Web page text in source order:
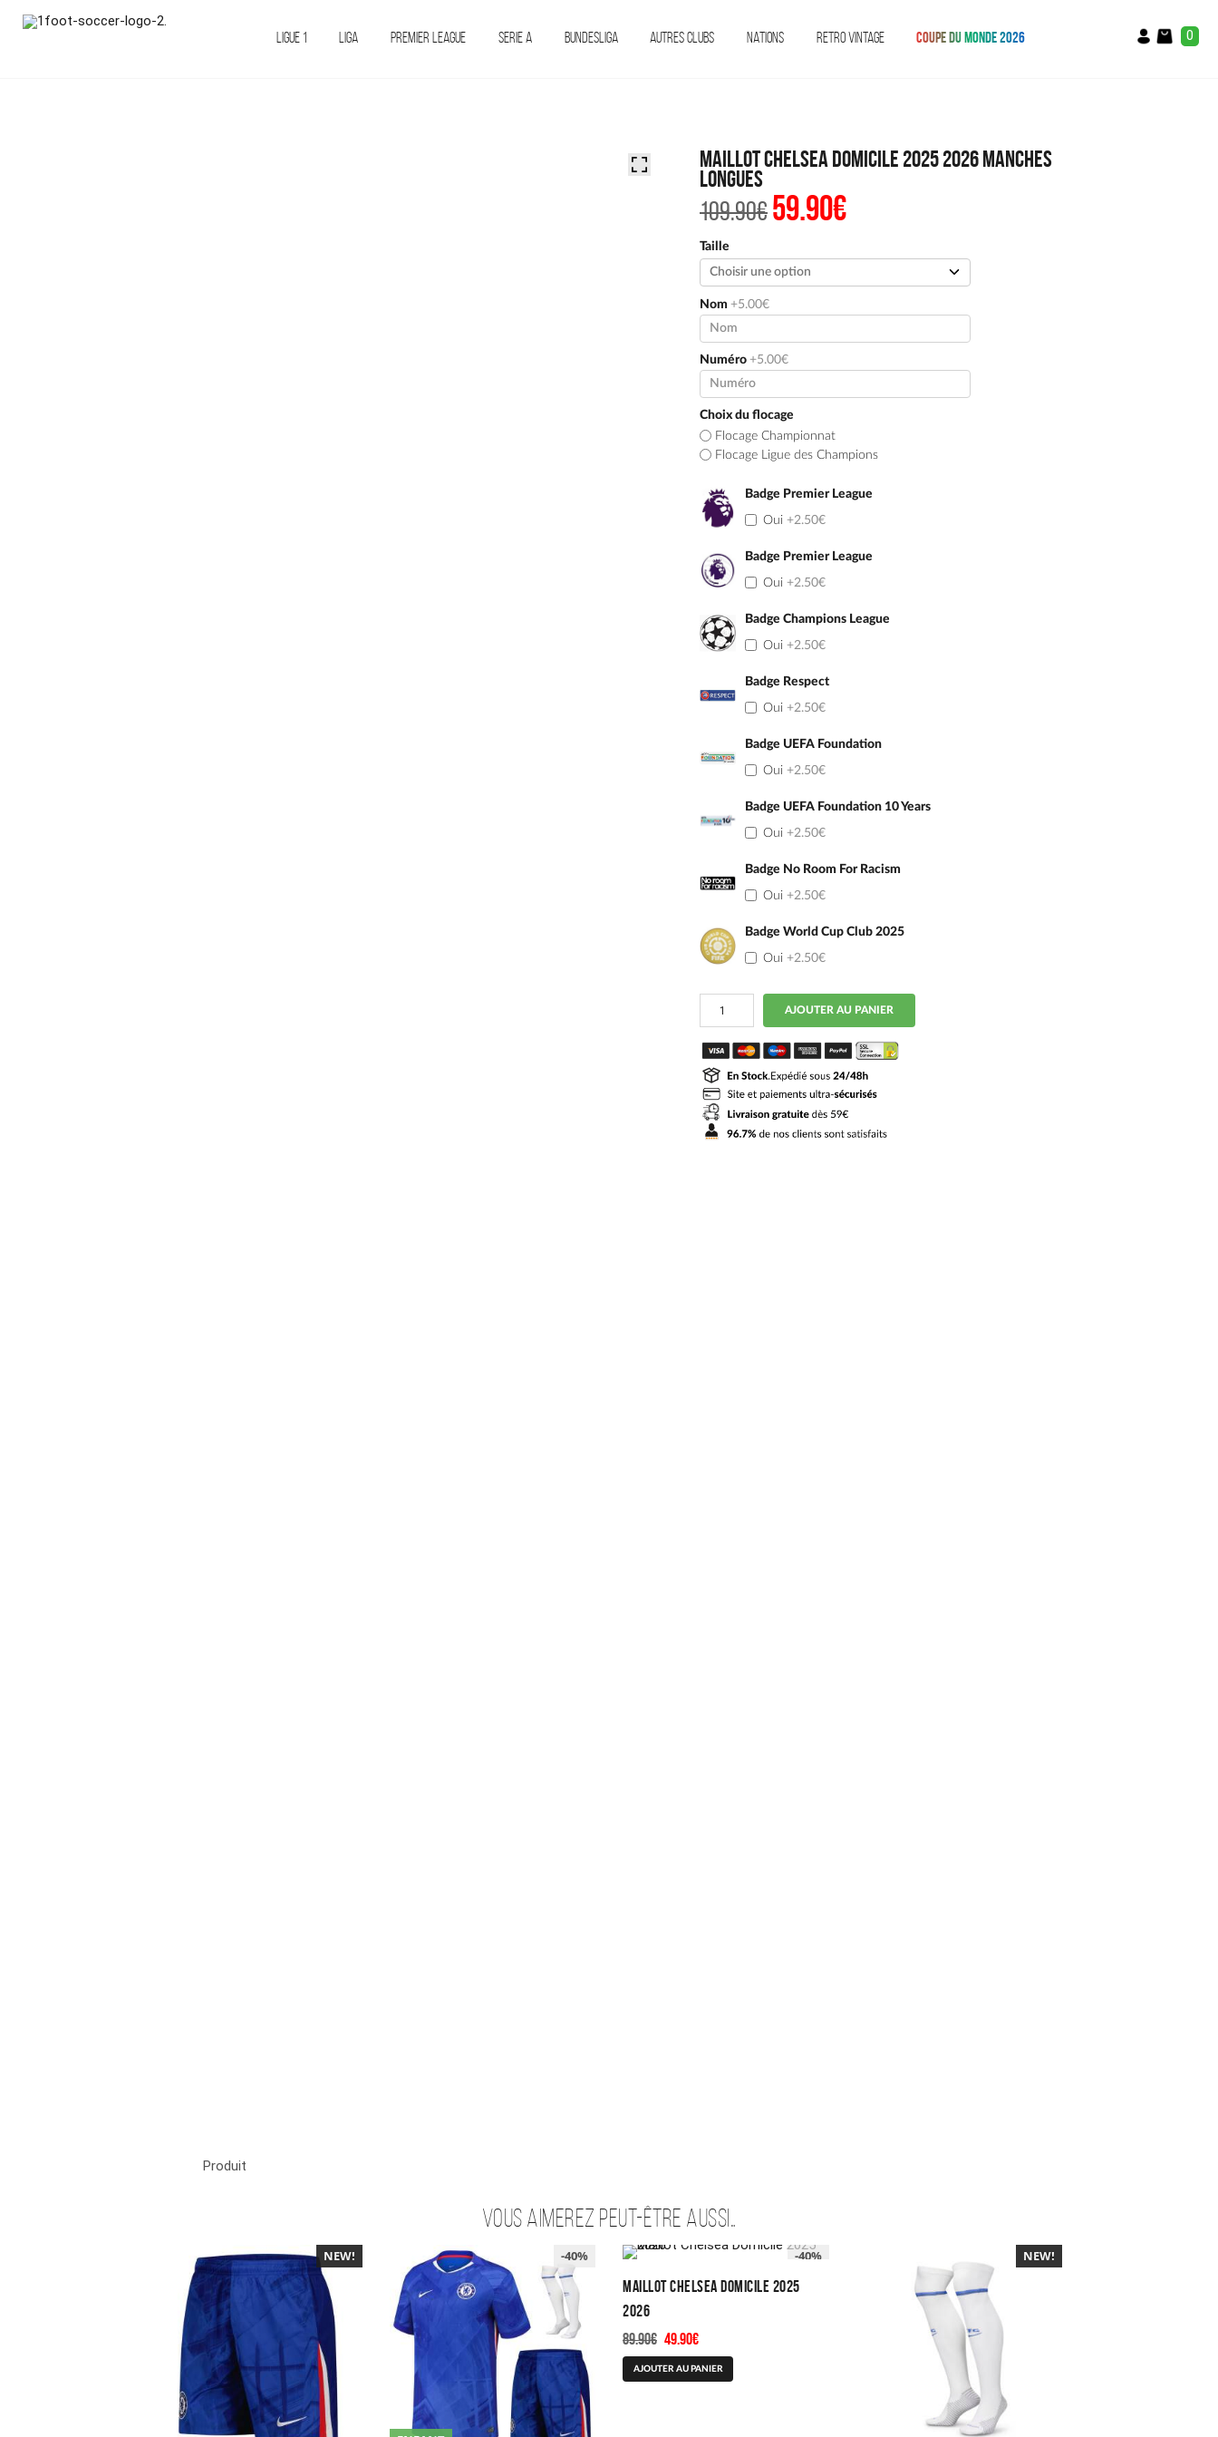
LIGUE 1 LIGA PREMIER LEAGUE SERIE A BUNDESLIGA AUTRES CLUBS NATIONS RETRO VINTAGE COUPE DU MONDE 2026 0
Maillot Chelsea Domicile 2025 2026 Manches
Longues
109.90€Le
prix
109.90€.
59.90€Le
prix
59.90€.
Taille
Nom +5.00€
Numéro +5.00€
Choix du flocage
Flocage Championnat
Flocage Ligue des Champions
Badge Premier League
Oui +2.50€
Badge Premier League
Oui +2.50€
Badge Champions League
Oui +2.50€
Badge Respect
Oui +2.50€
Badge UEFA Foundation
Oui +2.50€
Badge UEFA Foundation 10 Years
Oui +2.50€
Badge No Room For Racism
Oui +2.50€
Badge World Cup Club 2025
Oui +2.50€
quantité
Maillot
Domicile
2025
2026
Manches
Longues
AJOUTER AU PANIER
Produit
Vous aimerez peut-être aussi…
-40%
NEW! -40% -40%
Maillot Chelsea Domicile 2025
2026
89.90€ Le
prix
initial
49.90€Le
prix
actuel
AJOUTER AU PANIER
produit
-30%
NEW!